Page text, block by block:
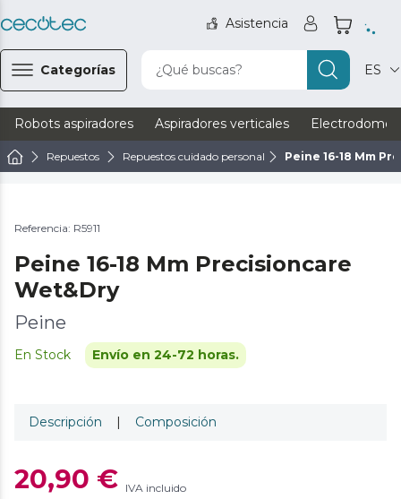
Asistencia
Categorías ¿Qué buscas? ES
Robots aspiradores Aspiradores verticales
Repuestos Repuestos cuidado personal Peine 16-18 Mm
Referencia: R5911
Peine 16-18 Mm Precisioncare
Wet&Dry
Peine
En Stock Envío en 24-72 horas.
Descripción | Composición
20,90 € IVA incluido